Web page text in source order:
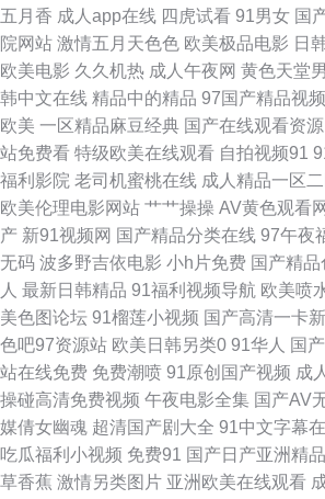
一区二 亚洲AV久久久噜噜噜噜 www日日干 成人
国产对白叫 日韩第一精品 99视频在线免费观看 精
四卡2022精品 中文AⅤ在线 国产电影免费一产二
白人干b免费视频 激情综合五月亚洲婷婷 日欧美一
产精品专 欧美日韩视频在线成人 亚洲国产专区 成
思视频 少妇福利姬91 最新成人影片 国产精品免费
羞视频网 www成人电影 京奇影院 日韩国产在线不
二区69 女人天堂中文在线 午夜美女视频在线 97在
在线 日韩国产在线 原来是神马琪琪在线观看 观看
五月香 成人app在线 四虎试看 91男女 国
院网站 激情五月天色色 欧美极品电影 日
欧美电影 久久机热 成人午夜网 黄色天堂
韩中文在线 精品中的精品 97国产精品视频
欧美 一区精品麻豆经典 国产在线观看资源
站免费看 特级欧美在线观看 自拍视频91
福利影院 老司机蜜桃在线 成人精品一区
欧美伦理电影网站 艹艹操操 AV黄色观看
产 新91视频网 国产精品分类在线 97午夜
无码 波多野吉依电影 小h片免费 国产精
人 最新日韩精品 91福利视频导航 欧美喷
美色图论坛 91榴莲小视频 国产高清一卡
色吧97资源站 欧美日韩另类0 91华人 国
站在线免费 免费潮喷 91原创国产视频 成
操碰高清免费视频 午夜电影全集 国产AV
媒倩女幽魂 超清国产剧大全 91中文字幕
吃瓜福利小视频 免费91 国产日产亚洲精品
草香蕉 激情另类图片 亚洲欧美在线观看